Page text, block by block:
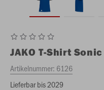
JAKO T-Shirt Sonic
Artikelnummer: 6126
Lieferbar bis 2029